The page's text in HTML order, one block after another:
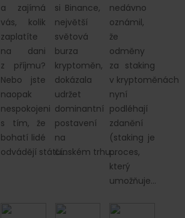
a zajímá
vás, kolik
zaplatíte
na dani
z příjmu?
Nebo jste
naopak
nespokojeni
s tím, že
bohatí lidé
odvádějí státu…
si Binance,
největší
světová
burza
kryptoměn,
dokázala
udržet
dominantní
postavení
na
čínském trhu…
nedávno
oznámil,
že
odměny
za staking
v kryptoměnách
nyní
podléhají
zdanění
(staking je
proces,
který
umožňuje…